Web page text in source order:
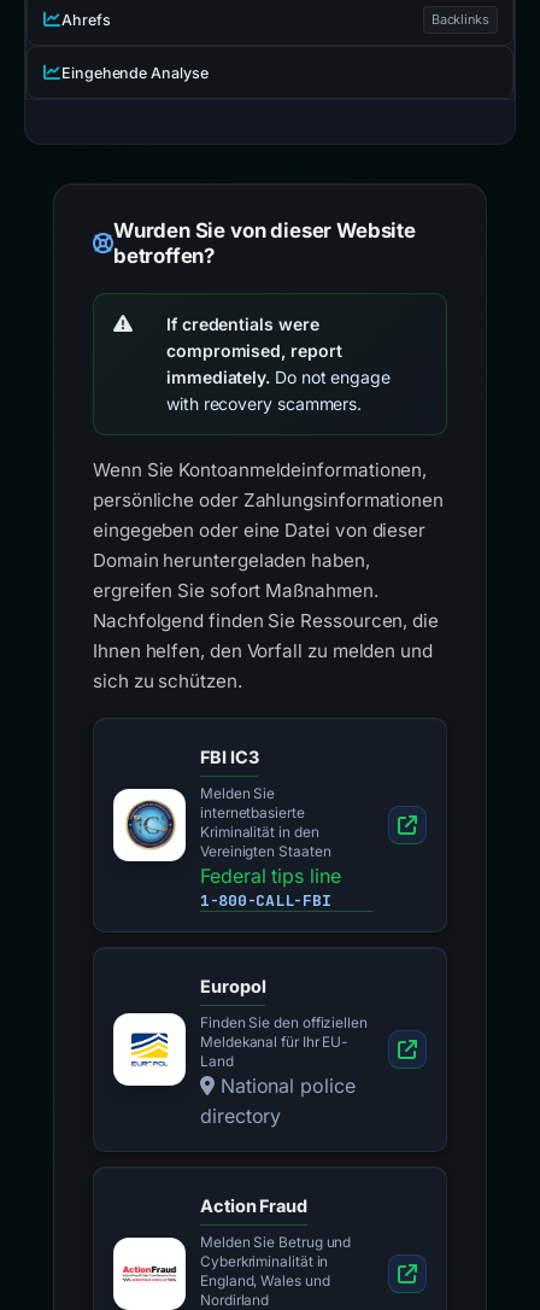
Ahrefs Backlinks
Eingehende Analyse
Wurden Sie von dieser Website
betroffen?
If credentials were
compromised, report
immediately. Do not engage
with recovery scammers.
Wenn Sie Kontoanmeldeinformationen,
persönliche oder Zahlungsinformationen
eingegeben oder eine Datei von dieser
Domain heruntergeladen haben,
ergreifen Sie sofort Maßnahmen.
Nachfolgend finden Sie Ressourcen, die
Ihnen helfen, den Vorfall zu melden und
sich zu schützen.
FBI IC3
Melden Sie
internetbasierte
Kriminalität in den
Vereinigten Staaten
Federal tips line
1-800-CALL-FBI
Europol
Finden Sie den offiziellen
Meldekanal für Ihr EU-
Land
National police
directory
Action Fraud
Melden Sie Betrug und
Cyberkriminalität in
England, Wales und
Nordirland